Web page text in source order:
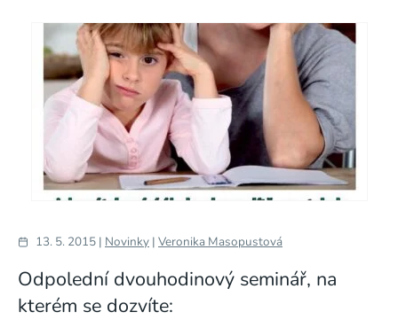
13. 5. 2015 | Novinky | Veronika Masopustová
Odpolední dvouhodinový seminář, na
kterém se dozvíte: